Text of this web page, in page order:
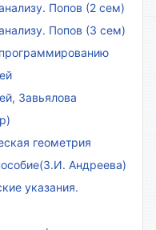
Попов (2 сем)
Попов (3 сем)
Завьялова
геометрия
Андреева)
указания.